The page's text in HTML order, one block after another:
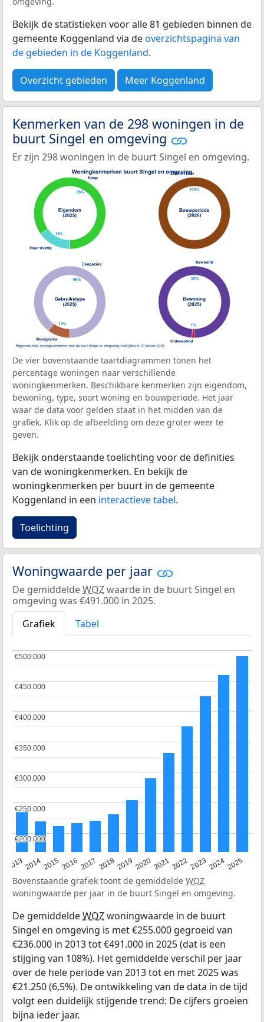
Bekijk de statistieken voor alle 81 gebieden binnen de
gemeente Koggenland via deoverzichtspagina van
de gebieden in de Koggenland.
Overzicht gebieden Meer Koggenland
Kenmerken van de 298 woningen in de
buurt Singel en omgeving
Er zijn 298 woningen in de buurt Singel en omgeving.
De vier bovenstaande taartdiagrammen tonen het
percentage woningen naar verschillende
woningkenmerken. Beschikbare kenmerken zijn eigendom,
bewoning, type, soort woning en bouwperiode. Het jaar
waar de data voor gelden staat in het midden van de
grafiek. Klik op de afbeelding om deze groter weer te
geven.
Bekijk onderstaande toelichting voor de definities
van de woningkenmerken. En bekijk de
woningkenmerken per buurt in de gemeente
Koggenland in een interactieve tabel.
Toelichting
Woningwaarde per jaar
De gemiddeldeWOZwaarde in de buurt Singel en
omgeving was €491.000 in 2025.
Grafiek
Tabel
20132014201520162017 20182019 202020212022202320242025
€200.000
€200.000
€250.000
€250.000
€300.000
€300.000
€350.000
€350.000
€400.000
€400.000
€450.000
€450.000
€500.000
€500.000
Bovenstaande grafiek toont de gemiddelde WOZ
woningwaarde per jaar in de buurt Singel en omgeving.
De gemiddeldeWOZwoningwaarde in de buurt
Singel en omgeving is met €255.000 gegroeid van
€236.000 in 2013 tot €491.000 in 2025 (dat is een
stijging van 108%). Het gemiddelde verschil per jaar
over de hele periode van 2013 tot en met 2025 was
€21.250 (6,5%). De ontwikkeling van de data in de tijd
volgt een duidelijk stijgende trend: De cijfers groeien
bijna ieder jaar.